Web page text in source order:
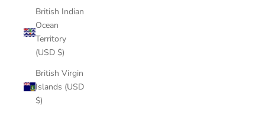
British Indian
Ocean
Territory
(USD $)
British Virgin
Islands (USD
$)